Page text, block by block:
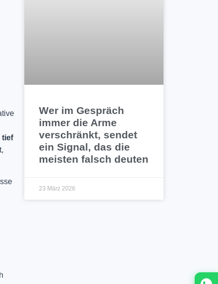
Wer im Gespräch
immer die Arme
verschränkt, sendet
ein Signal, das die
meisten falsch deuten
23 März 2026
tief